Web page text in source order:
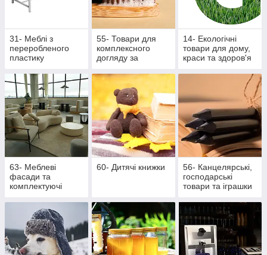
31- Меблі з
переробленого
пластику
55- Товари для
комплексного
догляду за
порожниною
14- Екологічні
товари для дому,
краси та здоров'я
63- Меблеві
фасади та
комплектуючі
60- Дитячі книжки
56- Канцелярські,
господарські
товари та іграшки